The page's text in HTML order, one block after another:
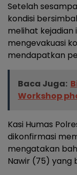
Setelah
kondisi
melihat kejadian
mengevakuasi
mendapatkan
Baca Juga:
Workshop
Kasi Humas
dikonfirmasi
mengatakan
Nawir (75) yang